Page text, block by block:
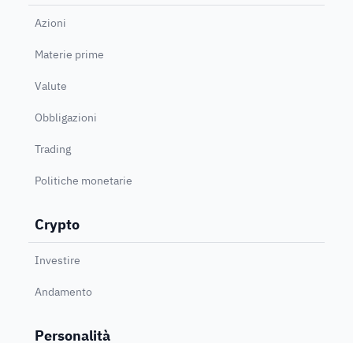
Azioni
Materie prime
Valute
Obbligazioni
Trading
Politiche monetarie
Crypto
Investire
Andamento
Personalità